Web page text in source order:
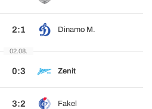
2:1 Dinamo M.
02.08.
0:3 Zenit
3:2 Fakel